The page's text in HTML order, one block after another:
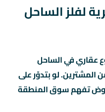
لفلز الساحل
عقاري في الساحل
لو بتدوّر على
تفهم سوق المنطقة